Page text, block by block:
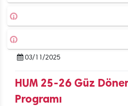
03/11/2025
HUM 25-26 Güz
Programı